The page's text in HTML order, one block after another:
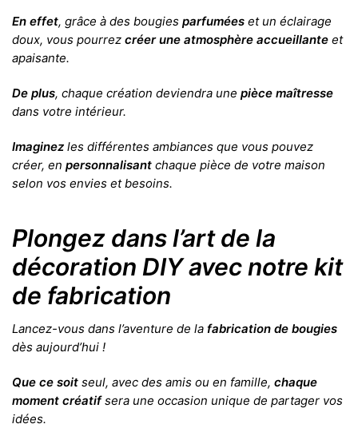
En effet, grâce à des bougies parfumées et un éclairage
doux, vous pourrez créer une atmosphère accueillante et
apaisante.
De plus, chaque création deviendra une pièce maîtresse
dans votre intérieur.
Imaginez les différentes ambiances que vous pouvez
créer, en personnalisant chaque pièce de votre maison
selon vos envies et besoins.
Plongez dans l’art de la
décoration DIY avec notre kit
de fabrication
Lancez-vous dans l’aventure de la fabrication de bougies
dès aujourd’hui !
Que ce soit seul, avec des amis ou en famille, chaque
moment créatifsera une occasion unique de partager vos
idées.